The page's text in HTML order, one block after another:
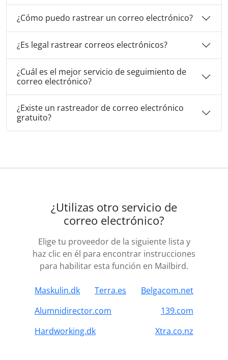
¿Cómo puedo rastrear un correo electrónico?
¿Es legal rastrear correos electrónicos?
¿Cuál es el mejor servicio de seguimiento de
correo electrónico?
¿Existe un rastreador de correo electrónico
gratuito?
¿Utilizas otro servicio de
correo electrónico?
Elige tu proveedor de la siguiente lista y
haz clic en él para encontrar instrucciones
para habilitar esta función en Mailbird.
Maskulin.dk Terra.es
Belgacom.net
Alumnidirector.com
139.com
Hardworking.dk
Xtra.co.nz